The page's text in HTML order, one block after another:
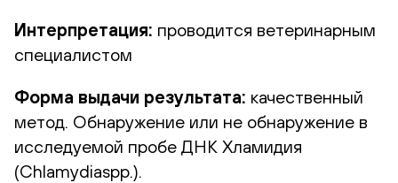
Интерпретация: проводится ветеринарным
специалистом
Форма выдачи результата: качественный
метод. Обнаружение или не обнаружение в
исследуемой пробе ДНК Хламидия
(Chlamydiaspp.).